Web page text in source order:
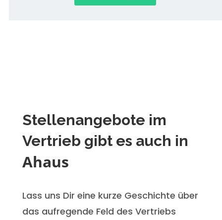
Stellenangebote im
Vertrieb gibt es auch in
Ahaus
Lass uns Dir eine kurze Geschichte über
das aufregende Feld des Vertriebs